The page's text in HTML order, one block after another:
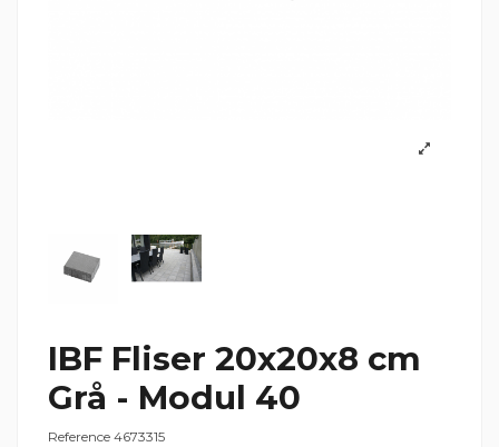
IBF Fliser 20x20x8 cm
Grå - Modul 40
Reference 4673315